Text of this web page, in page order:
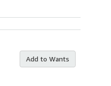
Add to Wants